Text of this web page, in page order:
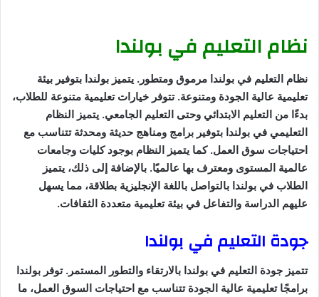
نظام التعليم في بولندا
نظام التعليم في بولندا مرموق ومتطور. يتميز بولندا بتوفير بيئة
تعليمية عالية الجودة ومتنوعة. تتوفر خيارات تعليمية متنوعة للطلاب،
بدءًا من التعليم الابتدائي وحتى التعليم الجامعي. يتميز النظام
التعليمي في بولندا بتوفير برامج ومناهج حديثة ومحدثة تتناسب مع
احتياجات سوق العمل. كما يتميز النظام بوجود كليات وجامعات
عالمية المستوى ومعترف بها عالميًا. بالإضافة إلى ذلك، يتميز
الطلاب في بولندا بالتواصل باللغة الإنجليزية بطلاقة، مما يسهل
عليهم الدراسة والتفاعل في بيئة تعليمية متعددة الثقافات.
جودة التعليم في بولندا
تتميز جودة التعليم في بولندا بالارتقاء والتطور المستمر. توفر بولندا
برامجًا تعليمية عالية الجودة تتناسب مع احتياجات السوق العمل، ما